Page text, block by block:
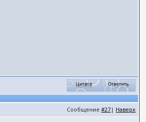
Сообщение#27 | Наверх